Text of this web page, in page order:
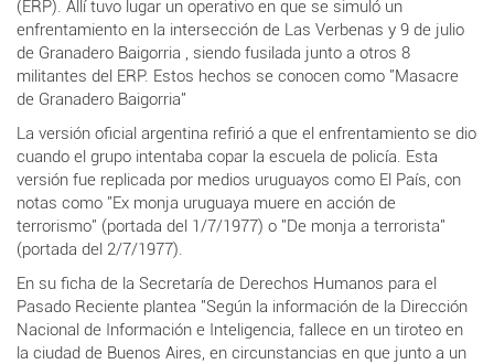
(ERP). Allí tuvo lugar un operativo en que se simuló un
enfrentamiento en la intersección de Las Verbenas y 9 de julio
de Granadero Baigorria , siendo fusilada junto a otros 8
militantes del ERP. Estos hechos se conocen como "Masacre
de Granadero Baigorria"
La versión oficial argentina refirió a que el enfrentamiento se dio
cuando el grupo intentaba copar la escuela de policía. Esta
versión fue replicada por medios uruguayos como El País, con
notas como "Ex monja uruguaya muere en acción de
terrorismo" (portada del 1/7/1977) o "De monja a terrorista"
(portada del 2/7/1977).
En su ficha de la Secretaría de Derechos Humanos para el
Pasado Reciente plantea "Según la información de la Dirección
Nacional de Información e Inteligencia, fallece en un tiroteo en
la ciudad de Buenos Aires, en circunstancias en que junto a un